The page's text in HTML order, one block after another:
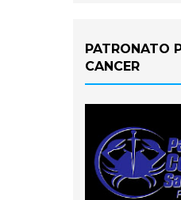
PATRONATO
CANCER